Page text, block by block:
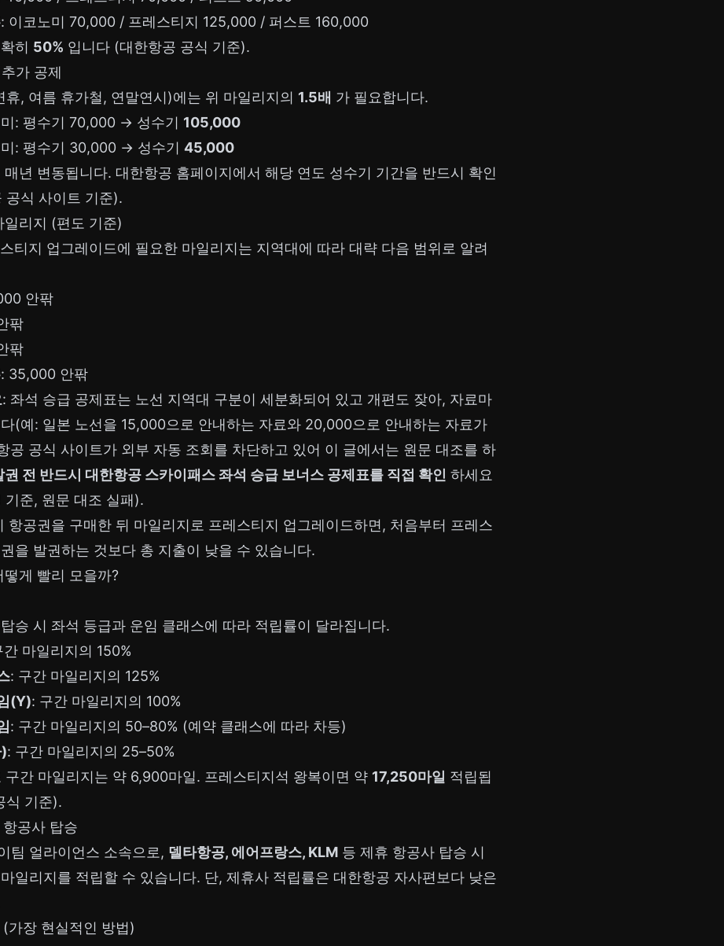
: 이코노미 70,000 / 프레스티지 125,000 / 퍼스트 160,000
히 50% 입니다 (대한항공 공식 기준).
가 공제
휴, 여름 휴가철, 연말연시)에는 위 마일리지의 1.5배 가 필요합니다.
: 평수기 70,000 → 성수기 105,000
: 평수기 30,000 → 성수기 45,000
년 변동됩니다. 대한항공 홈페이지에서 해당 연도 성수기 기간을 반드시 확인
공식 사이트 기준).
리지 (편도 기준)
티지 업그레이드에 필요한 마일리지는 지역대에 따라 대략 다음 범위로 알려
안팎
팎
팎
: 35,000 안팎
: 좌석 승급 공제표는 노선 지역대 구분이 세분화되어 있고 개편도 잦아, 자료마
(예: 일본 노선을 15,000으로 안내하는 자료와 20,000으로 안내하는 자료가
공 공식 사이트가 외부 자동 조회를 차단하고 있어 이 글에서는 원문 대조를 하
권 전 반드시 대한항공 스카이패스 좌석 승급 보너스 공제표를 직접 확인 하세요
준, 원문 대조 실패).
항공권을 구매한 뒤 마일리지로 프레스티지 업그레이드하면, 처음부터 프레스
을 발권하는 것보다 총 지출이 낮을 수 있습니다.
게 빨리 모을까?
승 시 좌석 등급과 운임 클래스에 따라 적립률이 달라집니다.
간 마일리지의 150%
: 구간 마일리지의 125%
(Y): 구간 마일리지의 100%
: 구간 마일리지의 50–80% (예약 클래스에 따라 차등)
: 구간 마일리지의 25–50%
간 마일리지는 약 6,900마일. 프레스티지석 왕복이면 약 17,250마일 적립됩
식 기준).
공사 탑승
팀 얼라이언스 소속으로, 델타항공, 에어프랑스, KLM 등 제휴 항공사 탑승 시
일리지를 적립할 수 있습니다. 단, 제휴사 적립률은 대한항공 자사편보다 낮은
가장 현실적인 방법)